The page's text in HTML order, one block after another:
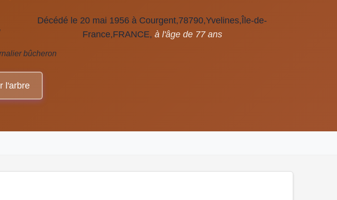
Décédé le 20 mai 1956 à Courgent,78790,Yvelines,Île-de-
France,FRANCE, à l'âge de 77 ans
bûcheron
l'arbre